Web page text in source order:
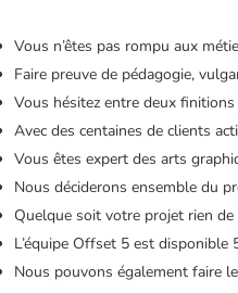
Vous n’êtes pas rompu aux
Faire preuve de pédagogie,
Vous hésitez entre deux
Avec des centaines de clients
Vous êtes expert des arts
Nous déciderons ensemble du
Quelque soit votre projet rien
L’équipe Offset 5 est disponible
Nous pouvons également faire